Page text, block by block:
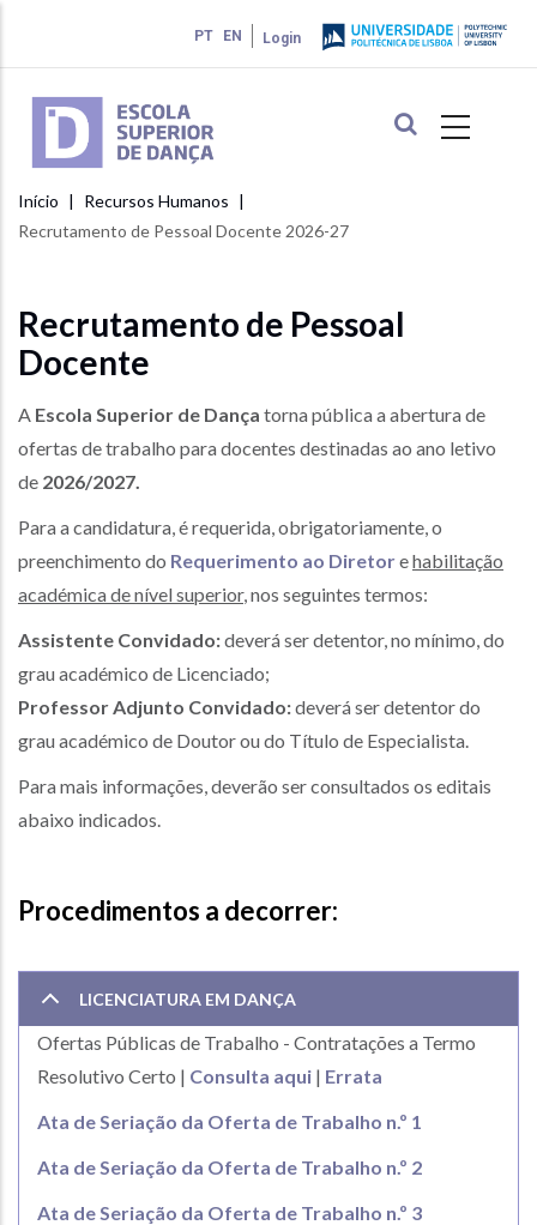
o
conteúdo
Login
PT EN
Navegação
estrutural
Início
Recursos Humanos
Recrutamento de Pessoal Docente 2026-27
Recrutamento de Pessoal
Docente
A Escola Superior de Dança torna pública a abertura de
ofertas de trabalho para docentes destinadas ao ano letivo
de 2026/2027.
Para a candidatura, é requerida, obrigatoriamente, o
preenchimento do Requerimento ao Diretorehabilitação
académica de nível superior, nos seguintes termos:
Assistente Convidado:deverá ser detentor, no mínimo, do
grau académico de Licenciado;
Professor Adjunto Convidado:deverá ser detentor do
grau académico de Doutor ou do Título de Especialista.
Para mais informações, deverão ser consultados os editais
abaixo indicados.
Procedimentos a decorrer:
LICENCIATURA EM DANÇA
Ofertas Públicas de Trabalho - Contratações a Termo
Resolutivo Certo | Consulta aqui | Errata
Ata de Seriação da Oferta de Trabalho n.º 1
Ata de Seriação da Oferta de Trabalho n.º 2
Ata de Seriação da Oferta de Trabalho n.º 3